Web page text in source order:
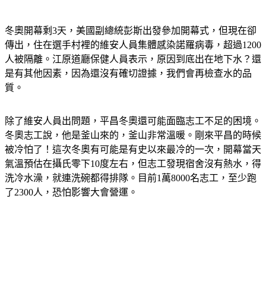
傳出，住在選手村裡的維安人員集體感染諾羅病毒，超過1200
人被隔離。江原道廳保健人員表示，原因到底出在地下水？還
是有其他因素，因為還沒有確切證據，我們會再檢查水的品
質。
冬奧志工說，他是釜山來的，釜山非常溫暖。剛來平昌的時候
被冷怕了！這次冬奧有可能是有史以來最冷的一次，開幕當天
氣溫預估在攝氏零下10度左右，但志工發現宿舍沒有熱水，得
洗冷水澡，就連洗碗都得排隊。目前1萬8000名志工，至少跑
了2300人，恐怕影響大會營運。